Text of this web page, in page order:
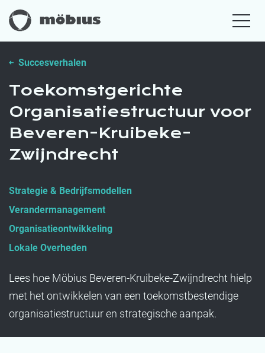
Succesverhalen
Toekomstgerichte
Organisatiestructuur voor
Beveren-Kruibeke-
Zwijndrecht
Strategie & Bedrijfsmodellen
Verandermanagement
Organisatieontwikkeling
Lokale Overheden
Lees hoe Möbius Beveren-Kruibeke-Zwijndrecht hielp
met het ontwikkelen van een toekomstbestendige
organisatiestructuur en strategische aanpak.